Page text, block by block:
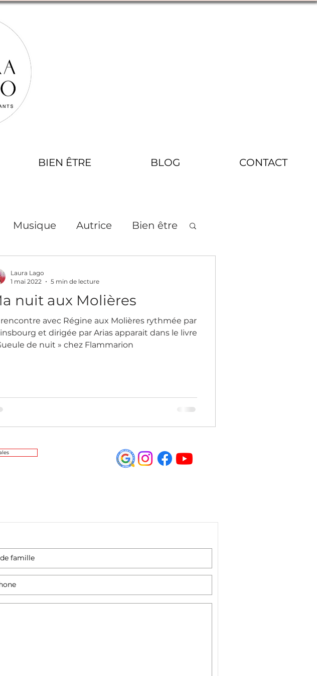
BIEN ÊTRE BLOG CONTACT
Musique Autrice Bien être
Art print Paris
des femmes
contenu visuel
Yoga du Visage
nuit aux Molières
rencontre avec Régine aux Molières rythmée par
et dirigée par Arias apparait dans le livre
de nuit » chez Flammarion
Laura Lago
1 mai 2022
5 min de lecture